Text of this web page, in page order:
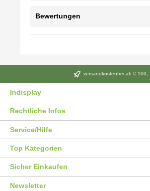
Bewertungen
versandkostenfrei ab € 100,-
Indisplay
Rechtliche Infos
Service/Hilfe
Top Kategorien
Sicher Einkaufen
Newsletter